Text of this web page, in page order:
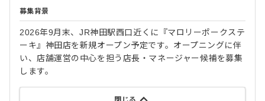
募集背景
2026年9月末、JR神田駅西口近くに『マロリーポークステ
ーキ』神田店を新規オープン予定です。オープニングに伴
い、店舗運営の中心を担う店長・マネージャー候補を募集
します。